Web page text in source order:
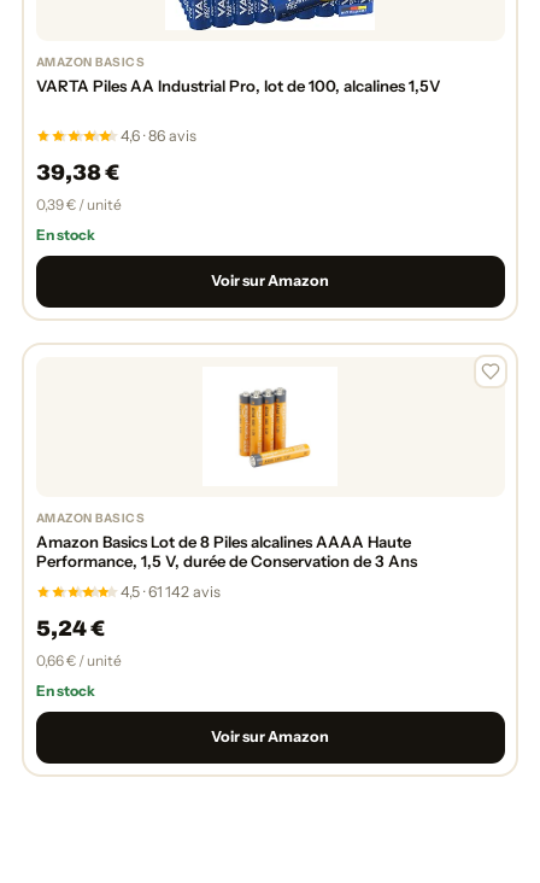
AMAZON BASICS
VARTA Piles AA Industrial Pro, lot de 100, alcalines 1,5V
4,6 · 86 avis
39,38 €
0,39 € / unité
En stock
Voir sur Amazon
AMAZON BASICS
Amazon Basics Lot de 8 Piles alcalines AAAA Haute
Performance, 1,5 V, durée de Conservation de 3 Ans
4,5 · 61 142 avis
5,24 €
0,66 € / unité
En stock
Voir sur Amazon